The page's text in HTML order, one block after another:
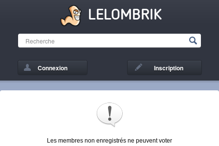
LELOMBRIK
Connexion Inscription
Les membres non enregistrés ne peuvent voter